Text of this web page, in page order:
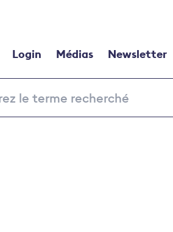
Login Médias Newsletter